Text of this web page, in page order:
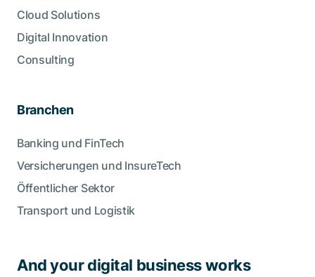
And your digital business works
Cloud Solutions
Digital Innovation
Consulting
Branchen
Banking und FinTech
Versicherungen und InsureTech
Öffentlicher Sektor
Transport und Logistik